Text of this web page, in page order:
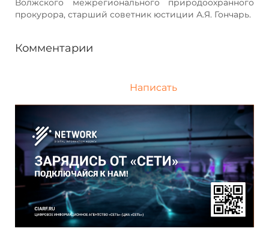
прокурора, старший советник юстиции А.Я. Гончарь.
Комментарии
Написать